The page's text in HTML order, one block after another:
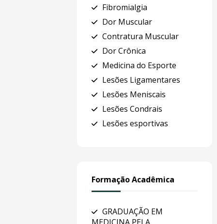
Fibromialgia
Dor Muscular
Contratura Muscular
Dor Crônica
Medicina do Esporte
Lesões Ligamentares
Lesões Meniscais
Lesões Condrais
Lesões esportivas
Formação Acadêmica
GRADUAÇÃO EM